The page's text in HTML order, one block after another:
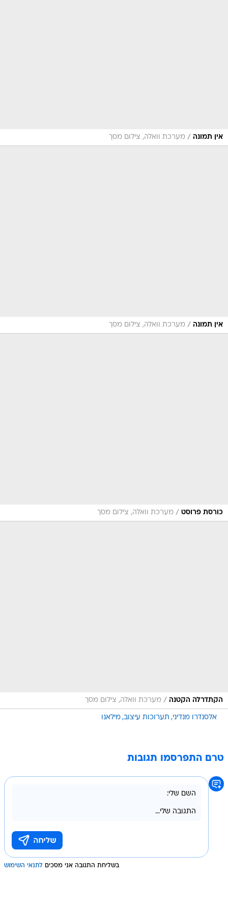
אין תמונה / מערכת וואלה, צילום מסך
אין תמונה / מערכת וואלה, צילום מסך
כורסת פרוסט / מערכת וואלה, צילום מסך
הקתדרלה הקטנה / מערכת וואלה, צילום מסך
אלסנדרו מנדיני תערוכות עיצוב מילאנו
טרם התפרסמו תגובות
בשליחת התגובה אני מסכים לתנאי השימוש